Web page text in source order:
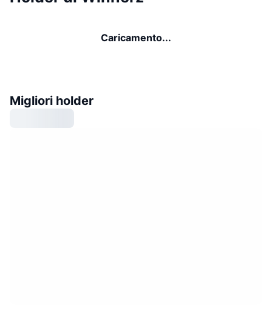
Caricamento...
Migliori holder